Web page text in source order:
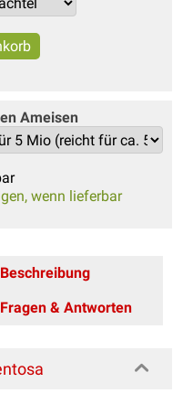
Ameisen
wenn lieferbar
Beschreibung
Fragen & Antworten